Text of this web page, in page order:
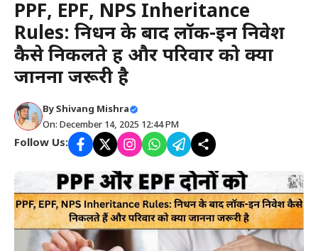
PPF, EPF, NPS Inheritance
Rules: निधन के बाद लॉक-इन निवेश
कैसे निकलते हैं और परिवार को क्या
जानना जरूरी है
ByShivang Mishra
On: December 14, 2025 12:44 PM
Follow Us: